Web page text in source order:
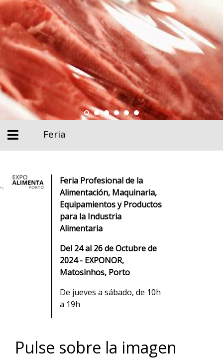
Feria
Feria Profesional de la
Alimentación, Maquinaria,
Equipamientos y Productos
para la Industria
Alimentaria
Del 24 al 26 de Octubre de
2024 - EXPONOR,
Matosinhos, Porto
De jueves a sábado, de 10h
a 19h
Pulse sobre la imagen